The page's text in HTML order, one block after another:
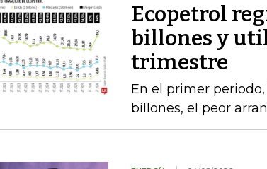
Ecopetrol
billones y
trimestre
En el primer
billones, el peor